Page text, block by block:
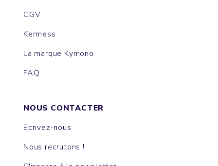
CGV
Kermess
La marque Kymono
FAQ
NOUS CONTACTER
Ecrivez-nous
Nous recrutons !